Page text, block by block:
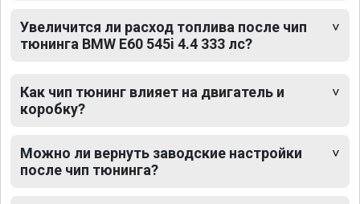
Увеличится ли расход топлива после чип
тюнинга BMW E60 545i 4.4 333 лс?
Как чип тюнинг влияет на двигатель и
коробку?
Можно ли вернуть заводские настройки
после чип тюнинга?